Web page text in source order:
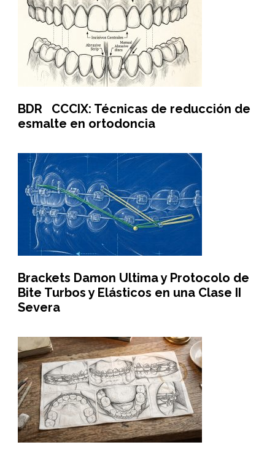
BDR CCCIX: Técnicas de reducción de
esmalte en ortodoncia
Brackets Damon Ultima y Protocolo de
Bite Turbos y Elásticos en una Clase II
Severa